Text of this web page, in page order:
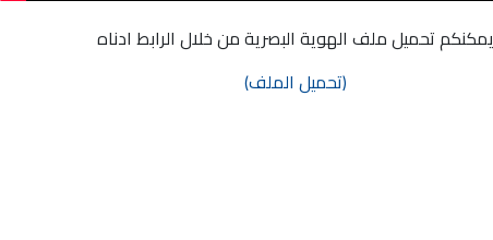
يمكنكم تحميل ملف الهوية البصرية من خلال الرابط ادناه
(تحميل الملف)